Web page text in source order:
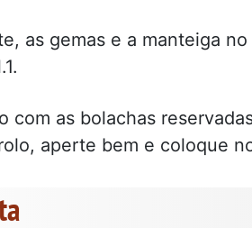
as gemas e a manteiga
com as bolachas
aperte bem e coloque